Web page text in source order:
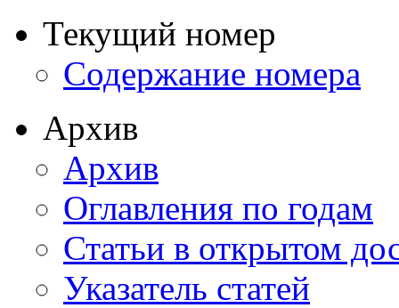
Текущий номер
Содержание номера
Архив
Архив
Оглавления по годам
Статьи в открытом
Указатель статей